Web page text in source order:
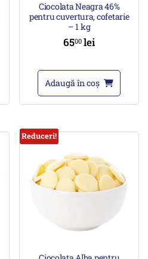
Ciocolata Neagra 46%
pentru cuvertura, cofetarie
– 1 kg
6500lei
Adaugă în coș
Reduceri!